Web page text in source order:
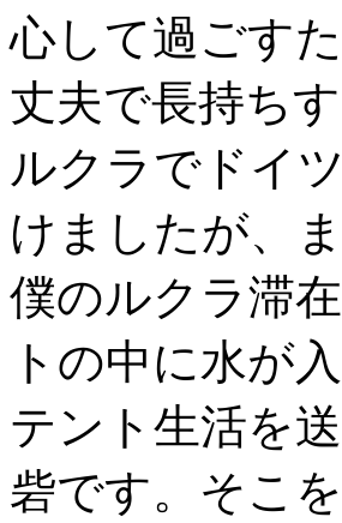
心して過ごす
丈夫で長持ち
ルクラでドイ
けましたが、
僕のルクラ滞
トの中に水が
テント生活を
砦です。そこ